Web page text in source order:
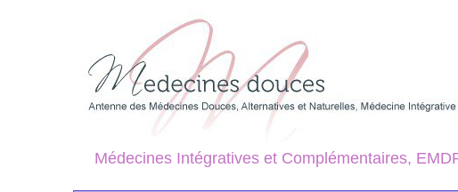
Médecines Intégratives et Complémentaires,